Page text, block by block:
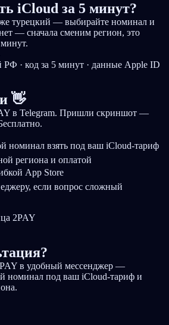
iCloud за 5 минут?
турецкий — выбирайте номинал и
— сначала сменим регион, это
· код за 5 минут · данные Apple ID
👋
в Telegram. Пришли скриншот —
номинал взять под ваш iCloud-тариф
региона и оплатой
App Store
если вопрос сложный
в удобный мессенджер —
номинал под ваш iCloud-тариф и